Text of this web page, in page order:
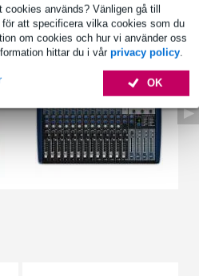
cookies används? Vänligen gå till
att specificera vilka cookies som du
om cookies och hur vi använder oss
hittar du i vår privacy policy.
OK